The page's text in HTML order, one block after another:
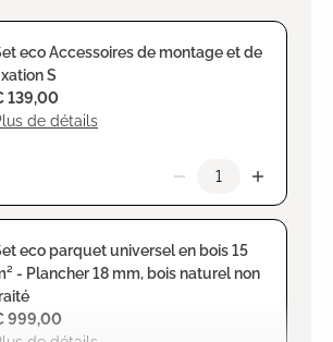
eco Accessoires de montage et de
S
de détails
139,00
eco parquet universel en bois 15
- Plancher 18 mm, bois naturel non
999,00